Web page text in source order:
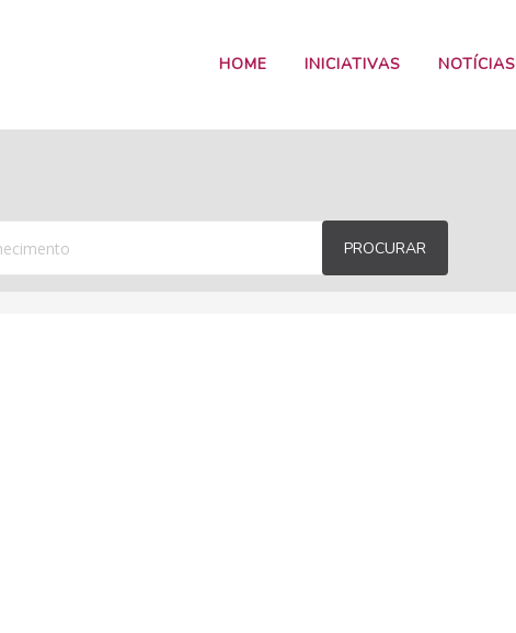
HOME INICIATIVAS NOTÍCIAS
PROCURAR